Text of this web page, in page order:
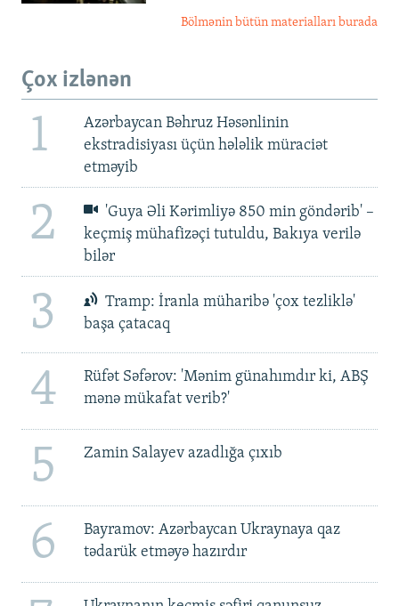
Bölmənin bütün materialları burada
Çox izlənən
1
Azərbaycan Bəhruz Həsənlinin
ekstradisiyası üçün hələlik müraciət
etməyib
2
'Guya Əli Kərimliyə 850 min göndərib' –
keçmiş mühafizəçi tutuldu, Bakıya verilə
bilər
3
Tramp: İranla müharibə 'çox tezliklə'
başa çatacaq
4
Rüfət Səfərov: 'Mənim günahımdır ki, ABŞ
mənə mükafat verib?'
5 Zamin Salayev azadlığa çıxıb
6
Bayramov: Azərbaycan Ukraynaya qaz
tədarük etməyə hazırdır